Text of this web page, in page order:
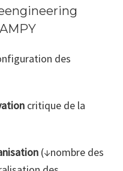
des
critique de la
(↓nombre des